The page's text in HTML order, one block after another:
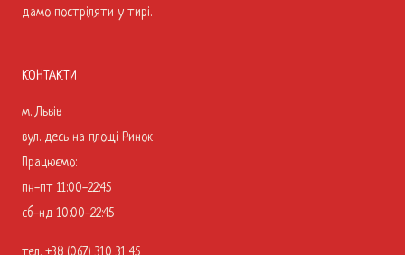
дамо постріляти у тирі.
КОНТАКТИ
м. Львів
вул. десь на площі Ринок
Працюємо:
пн-пт 11:00-22:45
сб-нд 10:00-22:45